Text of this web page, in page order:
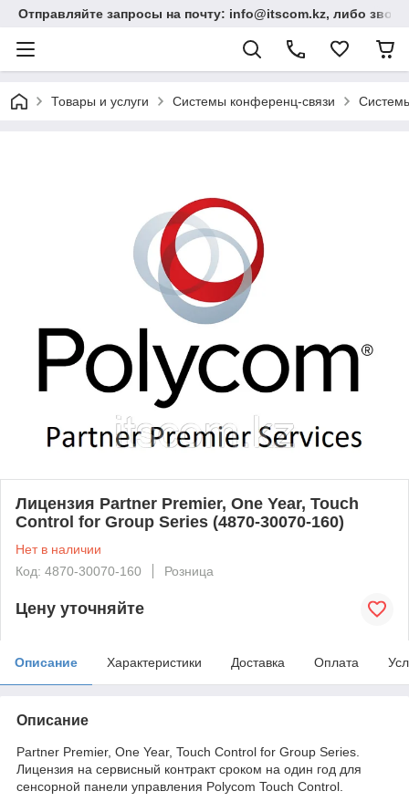
Отправляйте запросы на почту: info@itscom.kz, либо
Товары и услуги Системы конференц-связи
Лицензия Partner Premier, One Year, Touch
Control for Group Series (4870-30070-160)
Нет в наличии
Код: 4870-30070-160
Розница
Цену уточняйте
Описание Характеристики Доставка Оплата
Описание
Partner Premier, One Year, Touch Control for Group Series.
Лицензия на сервисный контракт сроком на один год для
сенсорной панели управления Polycom Touch Control.